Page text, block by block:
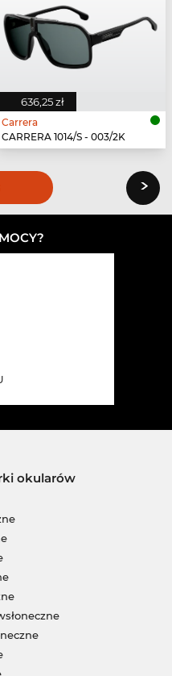
636,25 zł
Carrera
CARRERA 1014/S - 003/2K
›
okularów